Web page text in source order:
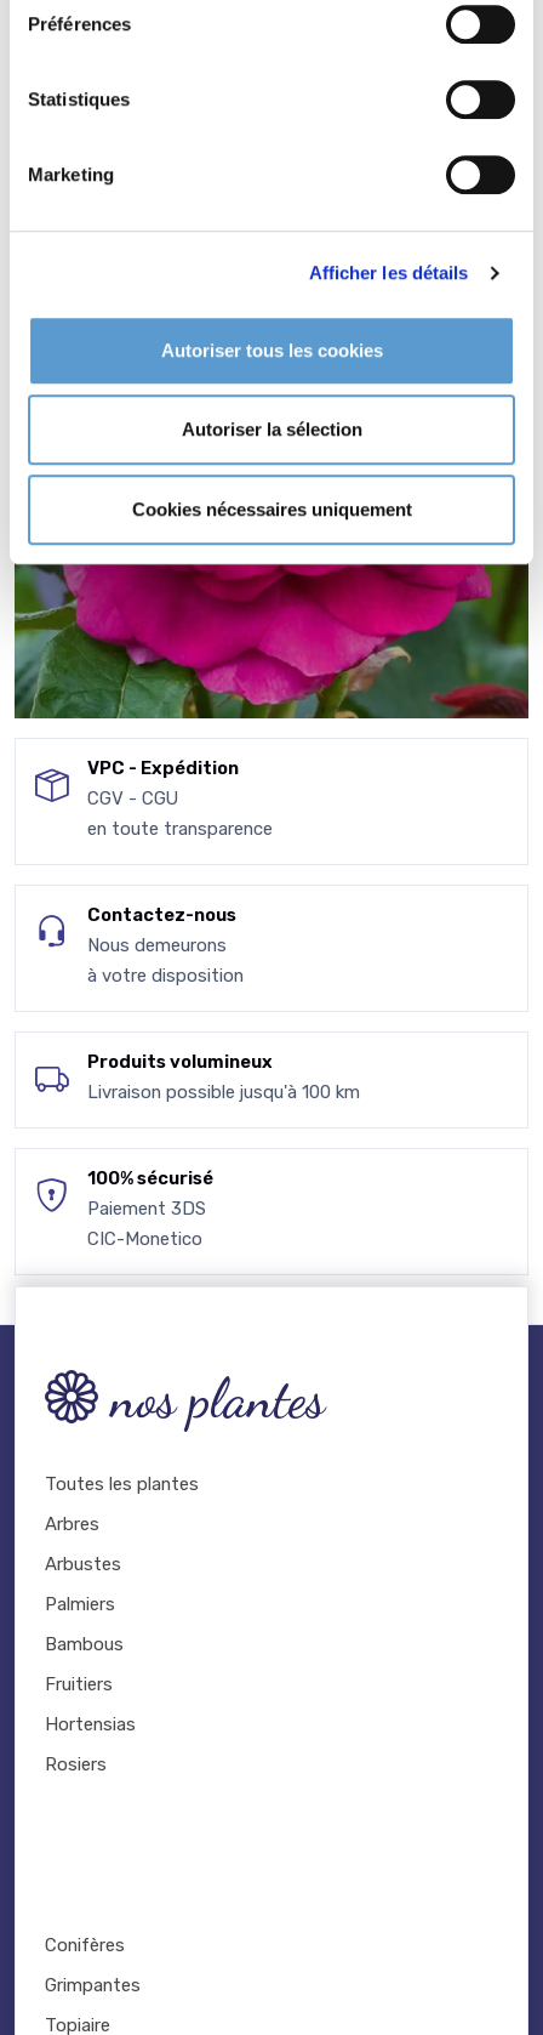
Préférences
Statistiques
Marketing
Afficher les détails
Autoriser tous les cookies
Autoriser la sélection
Cookies nécessaires uniquement
ROSA 'Gabriel Oak'®
tout type de sol.
VPC - Expédition
CGV - CGU
en toute transparence
Contactez-nous
Nous demeurons
à votre disposition
Produits volumineux
Livraison possible jusqu'à 100 km
100% sécurisé
Paiement 3DS
CIC-Monetico
nos plantes
Toutes les plantes
Arbres
Arbustes
Palmiers
Bambous
Fruitiers
Hortensias
Rosiers
Conifères
Grimpantes
Topiaire